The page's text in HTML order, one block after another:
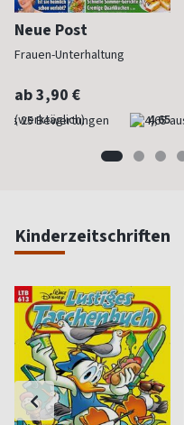
Neue Post
Frauen-Unterhaltung
ab 3,90 €
(werktäglich) 4,65
Kinderzeitschriften